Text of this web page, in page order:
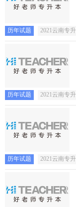
历年试题 2021云南专
历年试题 2021云南专
历年试题 2021云南专